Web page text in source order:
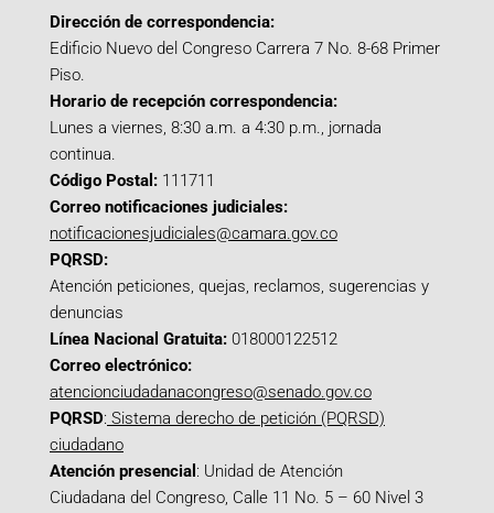
Dirección de correspondencia:
Edificio Nuevo del Congreso Carrera 7 No. 8-68 Primer
Piso.
Horario de recepción correspondencia:
Lunes a viernes, 8:30 a.m. a 4:30 p.m., jornada
continua.
Código Postal: 111711
Correo notificaciones judiciales:
notificacionesjudiciales@camara.gov.co
PQRSD:
Atención peticiones, quejas, reclamos, sugerencias y
denuncias
Línea Nacional Gratuita: 018000122512
Correo electrónico:
atencionciudadanacongreso@senado.gov.co
PQRSD: Sistema derecho de petición (PQRSD)
ciudadano
Atención presencial : Unidad de Atención
Ciudadana del Congreso, Calle 11 No. 5 – 60 Nivel 3